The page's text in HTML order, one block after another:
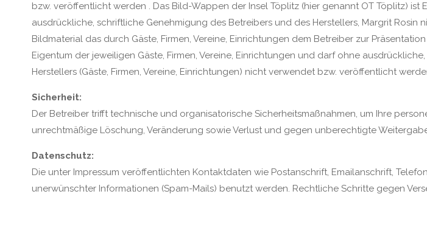
bzw. veröffentlicht werden . Das Bild-Wappen der Insel Töplitz (hier genannt OT Töplitz) ist
ausdrückliche, schriftliche Genehmigung des Betreibers und des Herstellers, Margrit Rosin
Bildmaterial das durch Gäste, Firmen, Vereine, Einrichtungen dem Betreiber zur
Eigentum der jeweiligen Gäste, Firmen, Vereine, Einrichtungen und darf ohne
Herstellers (Gäste, Firmen, Vereine, Einrichtungen) nicht verwendet bzw. veröffentlicht
Sicherheit:
Der Betreiber trifft technische und organisatorische Sicherheitsmaßnahmen, um Ihre
unrechtmäßige Löschung, Veränderung sowie Verlust und gegen unberechtigte
Datenschutz:
Die unter Impressum veröffentlichten Kontaktdaten wie Postanschrift, Emailanschrift,
unerwünschter Informationen (Spam-Mails) benutzt werden. Rechtliche Schritte gegen